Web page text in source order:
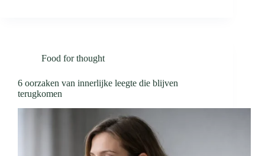
Food for thought
6 oorzaken van innerlijke leegte die blijven
terugkomen